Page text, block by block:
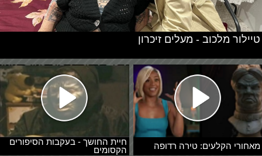
מאחורי הקלעים: טירה רדופה
חיית החושך - בעקבות הסיפורים
הקסומים
טיילור מלכוב - מעלים זיכרון